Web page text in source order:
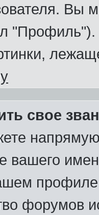
Вы
свое
напрямую
вашего
форумов